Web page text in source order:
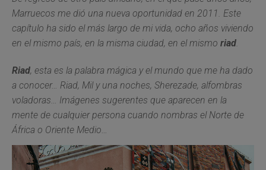
Marruecos me dió una nueva oportunidad en 2011. Este
capítulo ha sido el más largo de mi vida, ocho años viviendo
en el mismo país, en la misma ciudad, en el mismo riad.
Riad, esta es la palabra mágica y el mundo que me ha dado
a conocer… Riad, Mil y una noches, Sherezade, alfombras
voladoras… Imágenes sugerentes que aparecen en la
mente de cualquier persona cuando nombras el Norte de
África o Oriente Medio…